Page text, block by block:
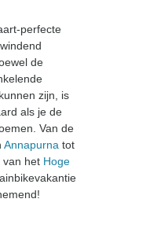
perfecte
de
zijn, is
als je de
Van de
Annapurna tot
van het Hoge